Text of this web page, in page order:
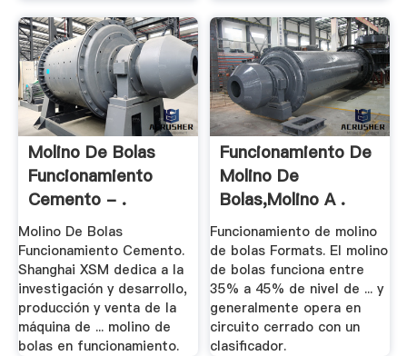
Molino De Bolas
Funcionamiento
Cemento - .
Molino De Bolas
Funcionamiento Cemento.
Shanghai XSM dedica a la
investigación y desarrollo,
producción y venta de la
máquina de ... molino de
bolas en funcionamiento.
Funcionamiento De
Molino De
Bolas,Molino A .
Funcionamiento de molino
de bolas Formats. El molino
de bolas funciona entre
35% a 45% de nivel de ... y
generalmente opera en
circuito cerrado con un
clasificador.